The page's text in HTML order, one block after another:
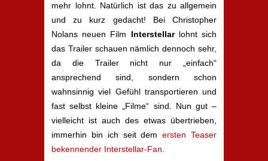
mehr lohnt. Natürlich ist das zu allgemein
und zu kurz gedacht! Bei Christopher
Nolans neuen Film Interstellarlohnt sich
das Trailer schauen nämlich dennoch sehr,
da die Trailer nicht nur „einfach“
ansprechend sind, sondern schon
wahnsinnig viel Gefühl transportieren und
fast selbst kleine „Filme“ sind. Nun gut –
vielleicht ist auch des etwas übertrieben,
immerhin bin ich seit demersten Teaser
bekennender Interstellar-Fan